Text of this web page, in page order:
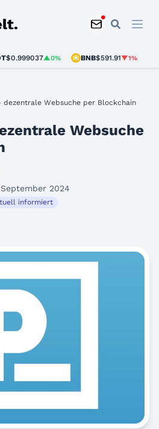
▲0% BNB$591.91▼1%
dezentrale Websuche per Blockchain
Websuche
2024
informiert